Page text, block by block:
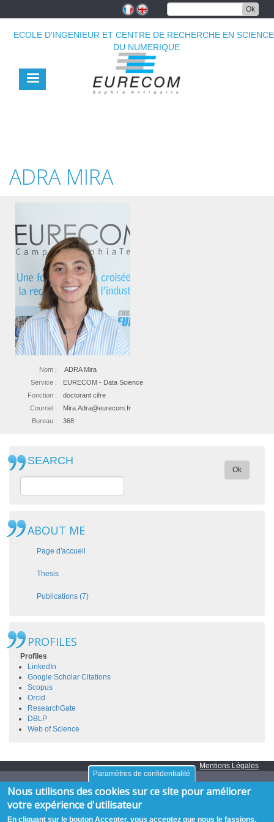
principal
Ok
ECOLE D'INGENIEUR ET CENTRE DE RECHERCHE EN
DU NUMERIQUE
ADRA MIRA
Nom :
ADRA Mira
Service :
EURECOM - Data Science
Fonction :
doctorant cifre
Courriel :
Mira.Adra@eurecom.fr
Bureau :
368
SEARCH
Ok
ABOUT ME
Page d'accueil
Thesis
Publications (7)
PROFILES
Profiles
LinkedIn
Google Scholar Citations
Scopus
Orcid
ResearchGate
DBLP
Web of Science
Mentions Légales
Crédits indigen
EURECOM
Campus SophiaTech,
450 Route des Chappes,06410 Biot ,FRANCE
Paramètres de confidentialité
Nous utilisons des cookies sur ce site pour améliorer
votre expérience d'utilisateur
En cliquant sur le bouton Accepter, vous acceptez que nous le fassions.